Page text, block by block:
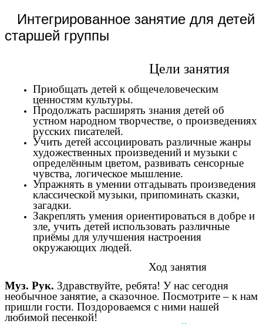
Интегрированное занятие для детей
старшей группы
Цели занятия
Приобщать детей к общечеловеческим
ценностям культуры.
Продолжать расширять знания детей об
устном народном творчестве, о произведениях
русских писателей.
Учить детей ассоциировать различные жанры
художественных произведений и музыки с
определённым цветом, развивать сенсорные
чувства, логическое мышление.
Упражнять в умении отгадывать произведения
классической музыки, припоминать сказки,
загадки.
Закреплять умения ориентироваться в добре и
зле, учить детей использовать различные
приёмы для улучшения настроения
окружающих людей.
Ход занятия
Муз. Рук. Здравствуйте, ребята! У нас сегодня
необычное занятие, а сказочное. Посмотрите – к нам
пришли гости. Поздороваемся с ними нашей
любимой песенкой!